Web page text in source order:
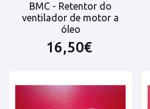
BMC - Retentor do
ventilador de motor a
óleo
16,50€